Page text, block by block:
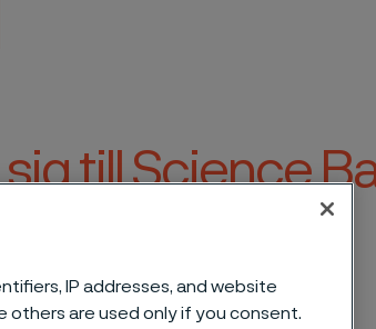
till Science
IP addresses, and website
others are used only if you consent.